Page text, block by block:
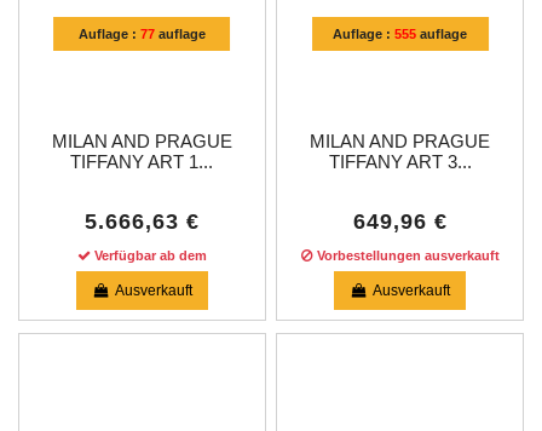
Auflage : 77auflage
MILAN AND PRAGUE
TIFFANY ART 1...
5.666,63 €
Verfügbar ab dem
Ausverkauft
Auflage :555 auflage
MILAN AND PRAGUE
TIFFANY ART 3...
649,96 €
Vorbestellungen ausverkauft
Ausverkauft